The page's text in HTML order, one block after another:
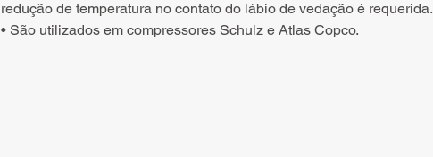
redução de temperatura no contato do lábio de vedação é requerida.
• São utilizados em compressores Schulz e Atlas Copco.